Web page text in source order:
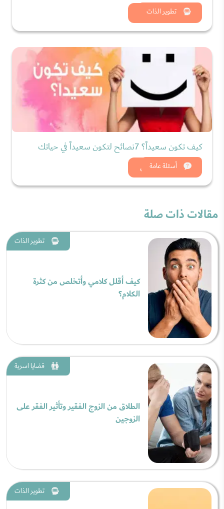
تطوير الذات
شاهد الان
أسئلة عامة
كيف تكون سعيداً؟ 7نصائح لتكون سعيداً في حياتك
شاهد الان
مقالات ذات صلة
تطوير الذات
كيف أقلل كلامي وأتخلص من كثرة
الكلام؟
قضايا اسرية
الطلاق من الزوج الفقير وتأثير الفقر على
الزوجين
تطوير الذات